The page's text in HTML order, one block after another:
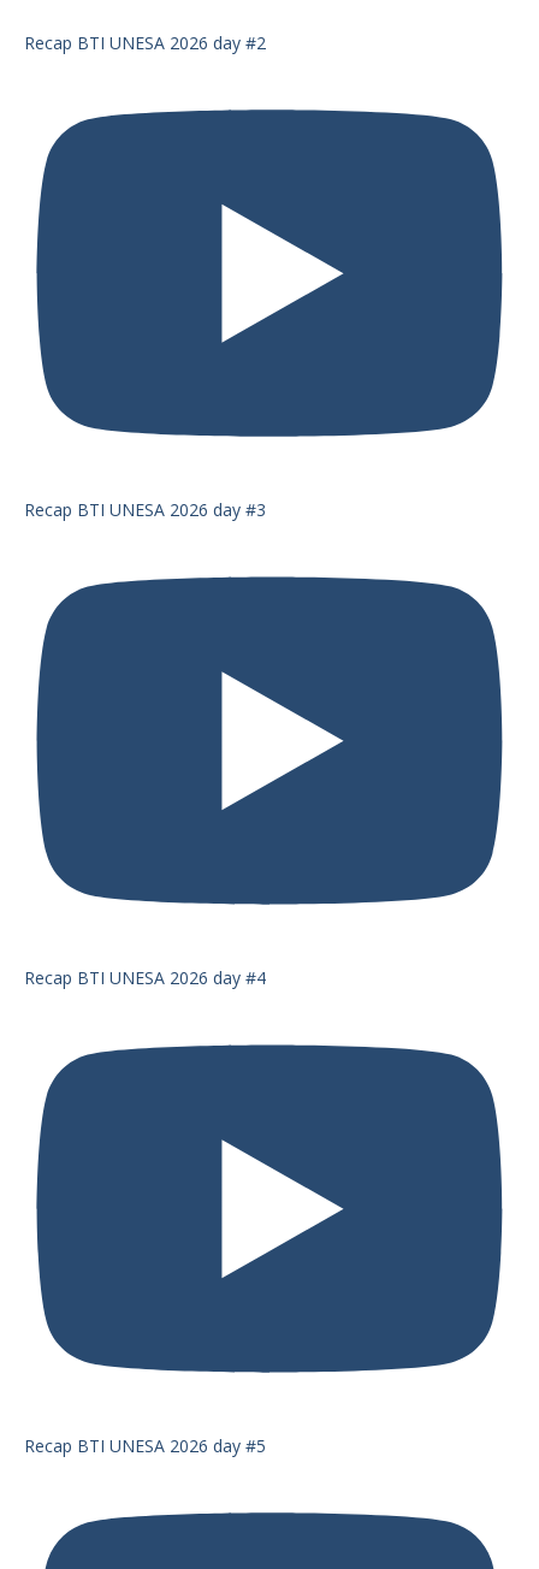
Recap BTI UNESA 2026 day #2
Recap BTI UNESA 2026 day #3
Recap BTI UNESA 2026 day #4
Recap BTI UNESA 2026 day #5